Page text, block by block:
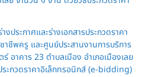
ประกาศและร่างเอกสารประกวดราคา
ชีพครู และศูนย์ประสานงานการบริการ
อาคาร 23 ตำบลเมือง อำเภอเมืองเลย
ะกวดราคาอิเล็กทรอนิกส์ (e-bidding)